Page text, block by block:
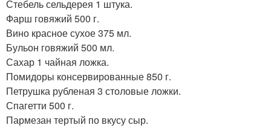
Стебель сельдерея 1 штука.
Фарш говяжий 500 г.
Вино красное сухое 375 мл.
Бульон говяжий 500 мл.
Сахар 1 чайная ложка.
Помидоры консервированные 850 г.
Петрушка рубленая 3 столовые ложки.
Спагетти 500 г.
Пармезан тертый по вкусу сыр.